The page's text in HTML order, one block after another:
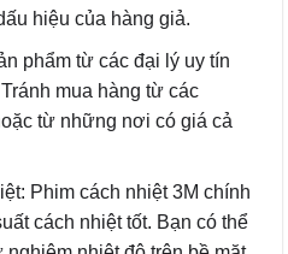
hiệu của hàng giả.
phẩm từ các đại lý uy tín
mua hàng từ các
từ những nơi có giá cả
Phim cách nhiệt 3M chính
cách nhiệt tốt. Bạn có thể